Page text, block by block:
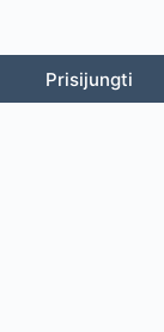
Prisijungti